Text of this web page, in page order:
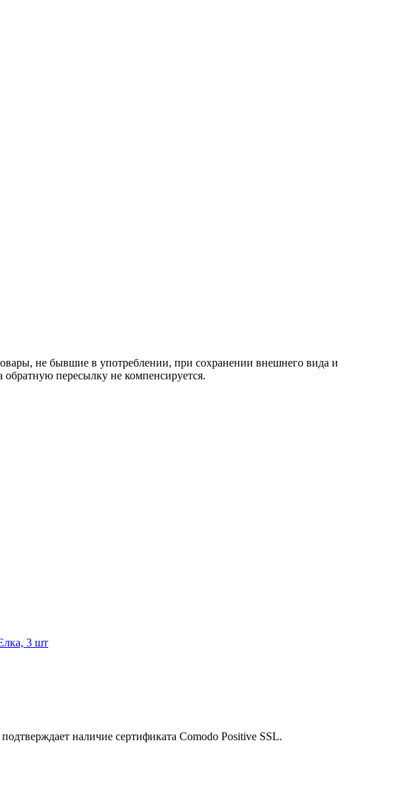
не бывшие в употреблении, при сохранении внешнего вида и
пересылку не компенсируется.
3 шт
наличие сертификата Comodo Positive SSL.